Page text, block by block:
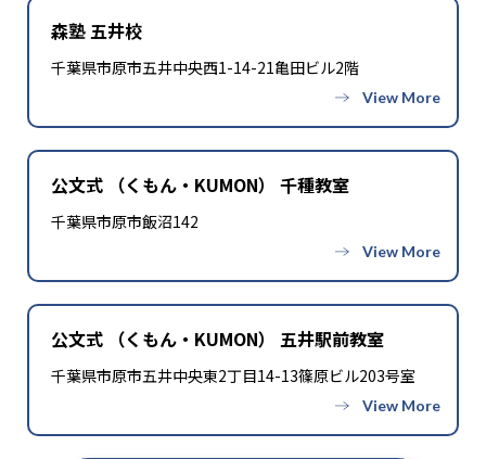
森塾 五井校
千葉県市原市五井中央西1-14-21亀田ビル2階
公文式 （くもん・KUMON） 千種教室
千葉県市原市飯沼142
公文式 （くもん・KUMON） 五井駅前教室
千葉県市原市五井中央東2丁目14-13篠原ビル203号室